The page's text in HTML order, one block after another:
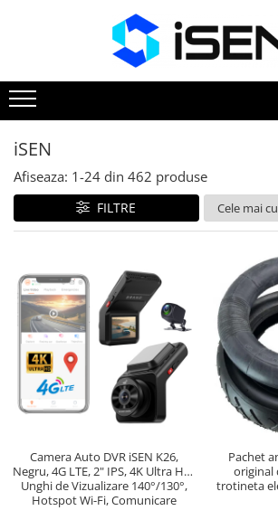
Trotinete electrice
Piese si accesorii
iSEN
Afiseaza: 1-24 din 462 produse
FILTRE
Camera Auto DVR iSEN K26,
Negru, 4G LTE, 2" IPS, 4K Ultra HD,
Unghi de Vizualizare 140°/130°,
Hotspot Wi-Fi, Comunicare
Pachet
original
trotineta